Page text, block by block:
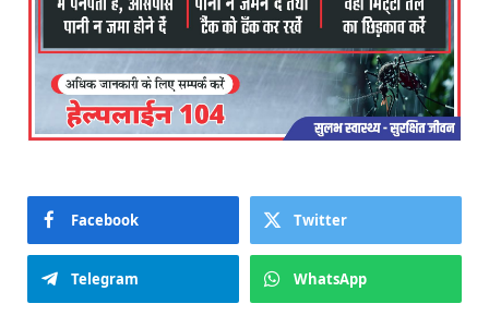
Facebook Twitter
Telegram WhatsApp